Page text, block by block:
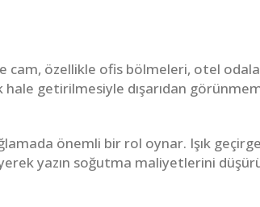
cam, özellikle ofis bölmeleri, otel
getirilmesiyle dışarıdan
önemli bir rol oynar. Işık
yazın soğutma maliyetlerini